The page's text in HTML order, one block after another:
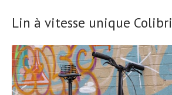
Lin à vitesse unique Colibri